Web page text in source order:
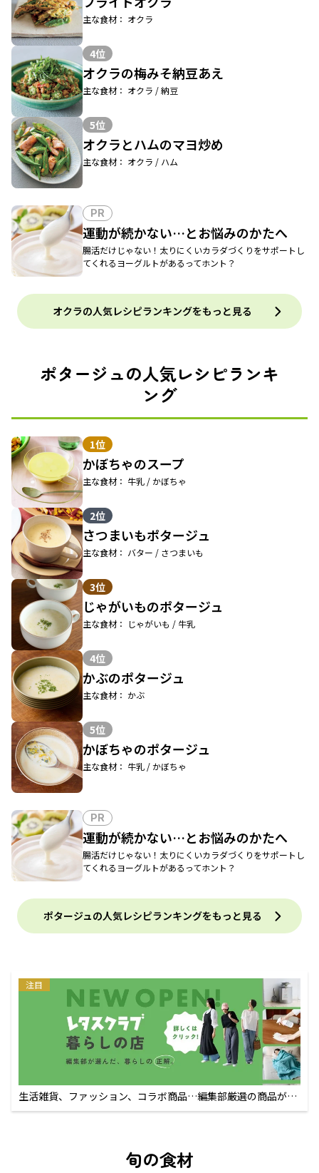
主な食材： オクラ
4位
オクラの梅みそ納豆あえ
主な食材： オクラ / 納豆
5位
オクラとハムのマヨ炒め
主な食材： オクラ / ハム
PR
運動が続かない…とお悩みのかたへ
腸活だけじゃない！太りにくいカラダづくりをサポートし
てくれるヨーグルトがあるってホント？
オクラの人気レシピランキングをもっと見る
ポタージュの人気レシピランキ
ング
1位
かぼちゃのスープ
主な食材： 牛乳 / かぼちゃ
2位
さつまいもポタージュ
主な食材： バター / さつまいも
3位
じゃがいものポタージュ
主な食材： じゃがいも / 牛乳
4位
かぶのポタージュ
主な食材： かぶ
5位
かぼちゃのポタージュ
主な食材： 牛乳 / かぼちゃ
PR
運動が続かない…とお悩みのかたへ
腸活だけじゃない！太りにくいカラダづくりをサポートし
てくれるヨーグルトがあるってホント？
ポタージュの人気レシピランキングをもっと見る
注目
生活雑貨、ファッション、コラボ商品…編集部厳選の商品が買
えるECサイト
旬の食材